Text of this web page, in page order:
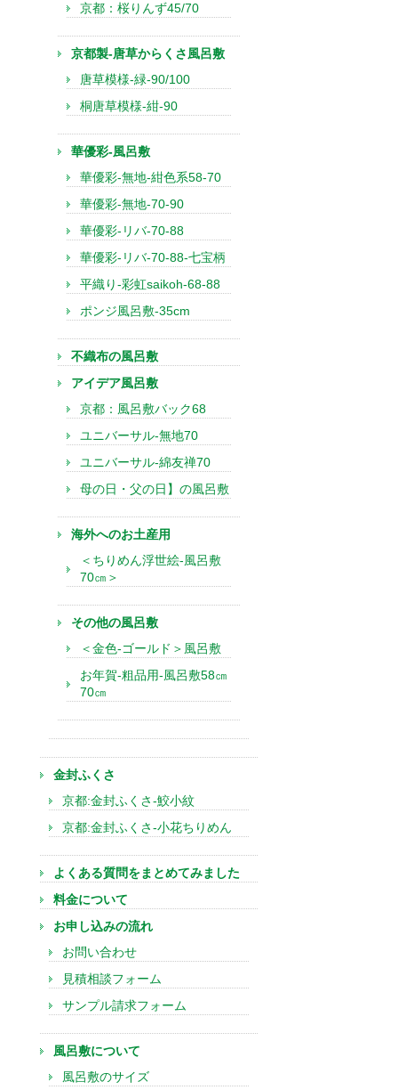
京都：桜りんず45/70
京都製-唐草からくさ風呂敷
唐草模様-緑-90/100
桐唐草模様-紺-90
華優彩-風呂敷
華優彩-無地-紺色系58-70
華優彩-無地-70-90
華優彩-リバ-70-88
華優彩-リバ-70-88-七宝柄
平織り-彩虹saikoh-68-88
ポンジ風呂敷-35cm
不織布の風呂敷
アイデア風呂敷
京都：風呂敷バック68
ユニバーサル-無地70
ユニバーサル-綿友禅70
母の日・父の日】の風呂敷
海外へのお土産用
＜ちりめん浮世絵-風呂敷
70㎝＞
その他の風呂敷
＜金色-ゴールド＞風呂敷
お年賀-粗品用-風呂敷58㎝
70㎝
金封ふくさ
京都:金封ふくさ-鮫小紋
京都:金封ふくさ-小花ちりめん
よくある質問をまとめてみました
料金について
お申し込みの流れ
お問い合わせ
見積相談フォーム
サンプル請求フォーム
風呂敷について
風呂敷のサイズ